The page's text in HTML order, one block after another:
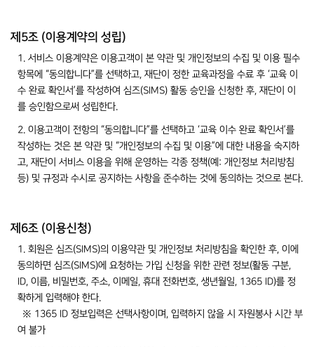
제5조 (이용계약의 성립)
1. 서비스 이용계약은 이용고객이 본 약관 및 개인정보의 수집 및 이용 필수
항목에 “동의합니다”를 선택하고, 재단이 정한 교육과정을 수료 후 ‘교육 이
수 완료 확인서’를 작성하여 심즈(SIMS) 활동 승인을 신청한 후, 재단이 이
를 승인함으로써 성립한다.
2. 이용고객이 전항의 “동의합니다”를 선택하고 ‘교육 이수 완료 확인서’를
작성하는 것은 본 약관 및 “개인정보의 수집 및 이용”에 대한 내용을 숙지하
고, 재단이 서비스 이용을 위해 운영하는 각종 정책(예: 개인정보 처리방침
등) 및 규정과 수시로 공지하는 사항을 준수하는 것에 동의하는 것으로 본다.
제6조 (이용신청)
1. 회원은 심즈(SIMS)의 이용약관 및 개인정보 처리방침을 확인한 후, 이에
동의하면 심즈(SIMS)에 요청하는 가입 신청을 위한 관련 정보(활동 구분,
ID, 이름, 비밀번호, 주소, 이메일, 휴대 전화번호, 생년월일, 1365 ID)를 정
확하게 입력해야 한다.
※ 1365 ID 정보입력은 선택사항이며, 입력하지 않을 시 자원봉사 시간 부
여 불가